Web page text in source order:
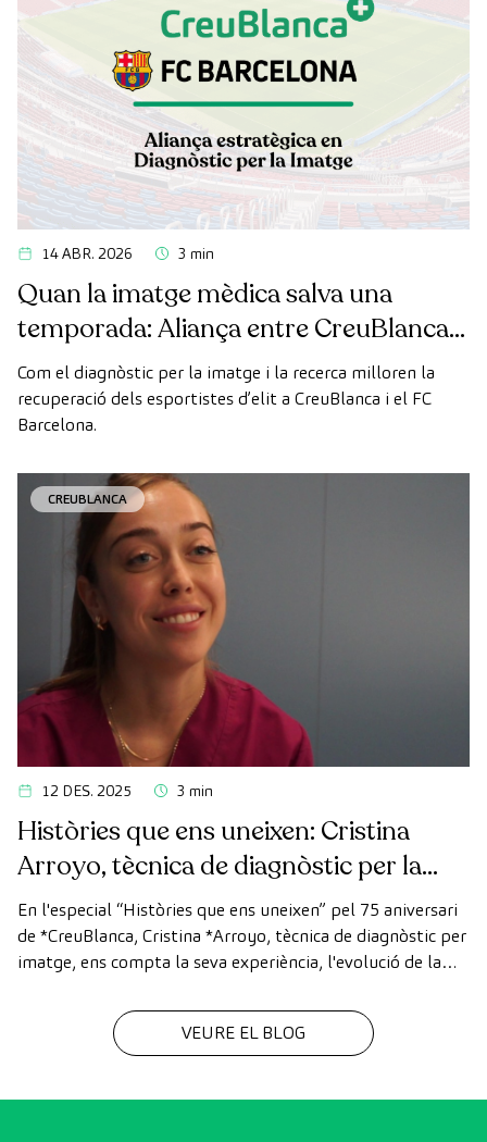
14 ABR. 2026 3 min
Quan la imatge mèdica salva una
temporada: Aliança entre CreuBlanca i
el FC Barcelona
Com el diagnòstic per la imatge i la recerca milloren la
recuperació dels esportistes d’elit a CreuBlanca i el FC
Barcelona.
CREUBLANCA
12 DES. 2025 3 min
Històries que ens uneixen: Cristina
Arroyo, tècnica de diagnòstic per la
imatge
En l'especial “Històries que ens uneixen” pel 75 aniversari
de *CreuBlanca, Cristina *Arroyo, tècnica de diagnòstic per
imatge, ens compta la seva experiència, l'evolució de la
cada diagnòstic
VEURE EL BLOG